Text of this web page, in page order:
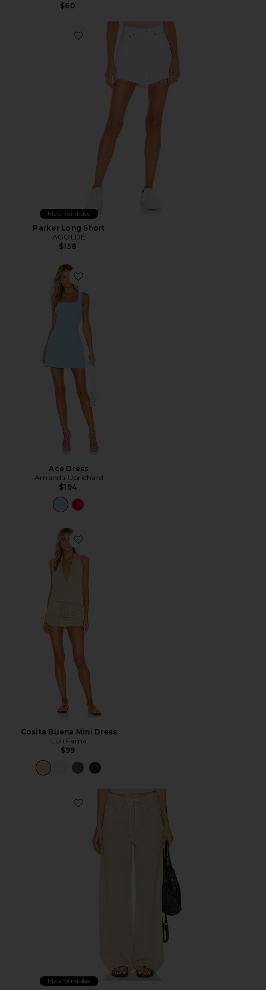
$60
Favorite Parker Long Short
Mais Vendidos
Parker Long Short
AGOLDE
$158
Favorite Ace Dress
Ace Dress
Amanda Uprichard
$194
Favorite Cosita Buena Mini Dress
Cosita Buena Mini Dress
Luli Fama
$99
Favorite Brynn Drawstring Trouser Jeans
Mais Vendidos